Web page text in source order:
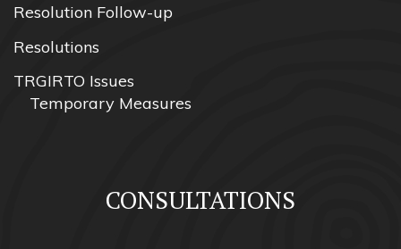
Resolution Follow-up
Resolutions
TRGIRTO Issues
Temporary Measures
CONSULTATIONS